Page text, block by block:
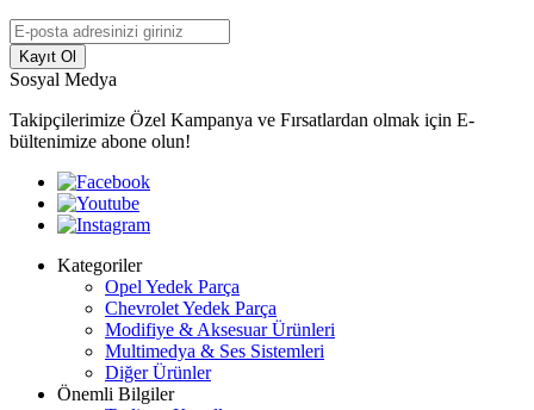
Kayıt Ol
Sosyal Medya
Takipçilerimize Özel Kampanya ve Fırsatlardan olmak için E-
bültenimize abone olun!
Kategoriler
Opel Yedek Parça
Chevrolet Yedek Parça
Modifiye & Aksesuar Ürünleri
Multimedya & Ses Sistemleri
Diğer Ürünler
Önemli Bilgiler